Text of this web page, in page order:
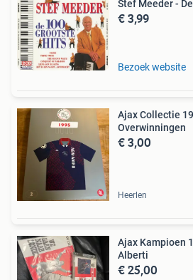
Stef Meeder -
€ 3,99
Bezoek website
Ajax Collectie
Overwinningen
€ 3,00
Heerlen
Ajax Kampioen
Alberti
€ 25,00